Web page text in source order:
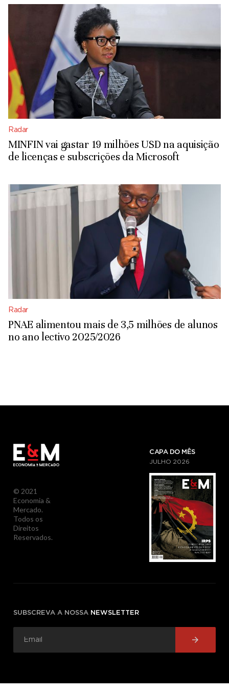
Radar
MINFIN vai gastar 19 milhões USD na aquisição
de licenças e subscrições da Microsoft
Radar
PNAE alimentou mais de 3,5 milhões de alunos
no ano lectivo 2025/2026
© 2021
Economia &
Mercado.
Todos os
Direitos
Reservados.
CAPA DO MÊS
JULHO 2026
SUBSCREVA A NOSSA NEWSLETTER